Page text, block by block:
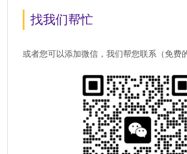
找我们帮忙
或者您可以添加微信，我们帮您联系（免费的